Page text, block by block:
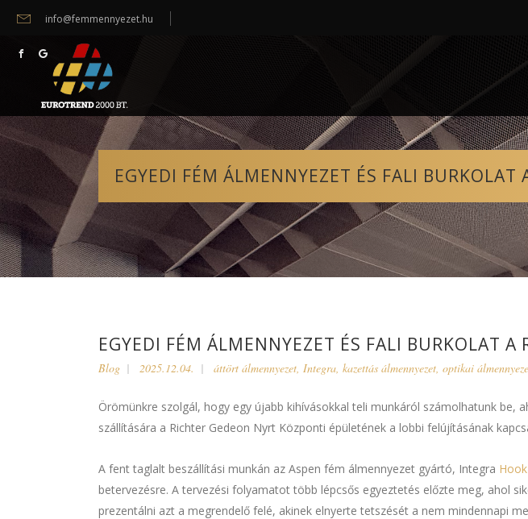
info@femmennyezet.hu
EGYEDI FÉM ÁLMENNYEZET ÉS FALI BURKOLAT
EGYEDI FÉM ÁLMENNYEZET ÉS FALI BURKOLAT A
Blog 2025.12.04. áttört álmennyezet, Integra, kazettás álmennyezet, optikai
Örömünkre szolgál, hogy egy újabb kihívásokkal teli munkáról számolhatunk
szállítására a Richter Gedeon Nyrt Központi épületének a lobbi felújításának
A fent taglalt beszállítási munkán az Aspen fém álmennyezet gyártó, Integra
betervezésre. A tervezési folyamatot több lépcsős egyeztetés előzte meg, ahol
prezentálni azt a megrendelő felé, akinek elnyerte tetszését a nem mindennapi